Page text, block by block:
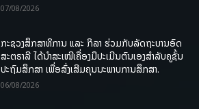
07/08/2026
ກະຊວງສຶກສາທິການ ແລະ ກິລາ ຮ່ວມກັບລັດຖະບານອົດ
ສະຕຣາລີ ໄດ້ນຳສະເໜີເຄື່ອງມືປະເມີນຕົນເອງສຳລັບຄູຊັ້ນ
ປະຖົມສຶກສາ ເພື່ອສົ່ງເສີມຄຸນນະພາບການສຶກສາ.
06/08/2026